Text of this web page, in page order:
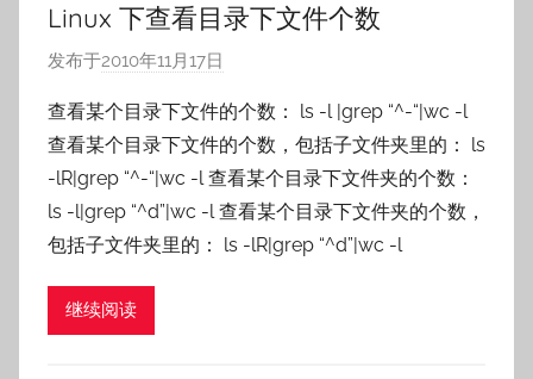
Linux 下查看目录下文件个数
发布于2010年11月17日
:
o
s
n
a
查看某个目录下文件的个数： ls -l |grep “^-“|wc -l
查看某个目录下文件的个数，包括子文件夹里的： ls
-lR|grep “^-“|wc -l 查看某个目录下文件夹的个数：
ls -l|grep “^d”|wc -l 查看某个目录下文件夹的个数，
包括子文件夹里的： ls -lR|grep “^d”|wc -l
继续阅读